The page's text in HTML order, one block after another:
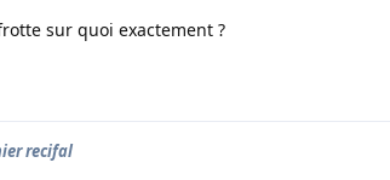
sur quoi exactement ?
recifal